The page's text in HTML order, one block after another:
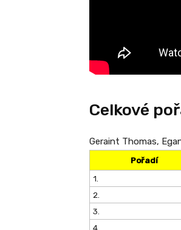
Celkové
Geraint Thomas,
Pořadí
1.
2.
3.
4.